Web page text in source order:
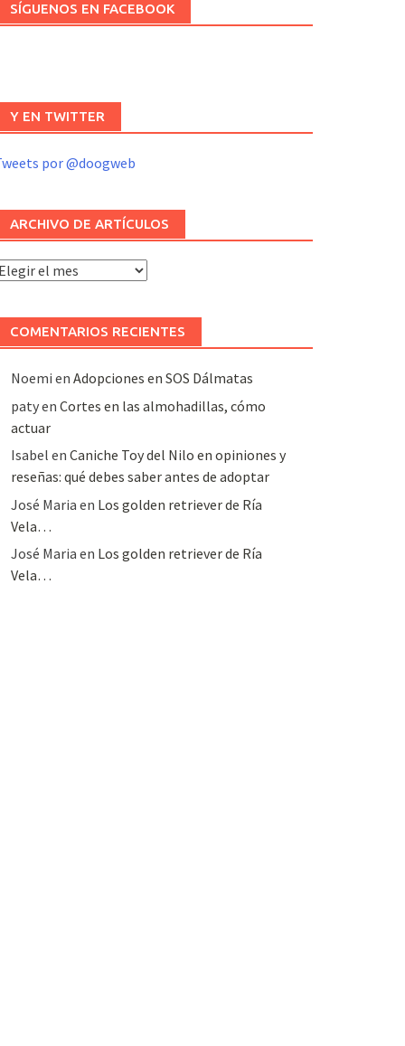
SÍGUENOS EN FACEBOOK
Y EN TWITTER
por @doogweb
ARCHIVO DE ARTÍCULOS
Archivo
COMENTARIOS RECIENTES
Noemi en Adopciones en SOS Dálmatas
patyen Cortes en las almohadillas, cómo
actuar
Isabel en Caniche Toy del Nilo en opiniones y
reseñas: qué debes saber antes de adoptar
José Maria en Los golden retriever de Ría
Vela…
José Maria en Los golden retriever de Ría
Vela…